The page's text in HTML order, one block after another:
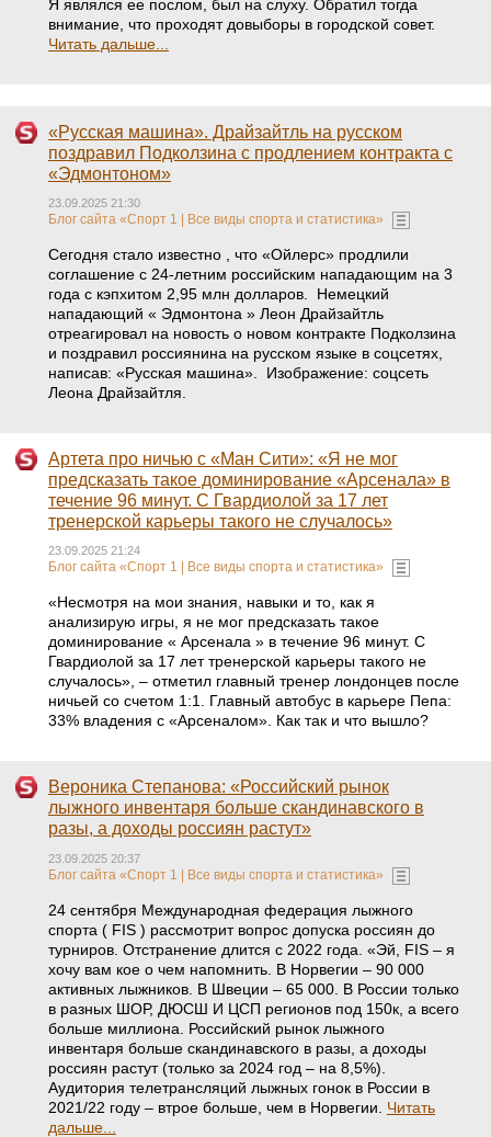
Я являлся ее послом, был на слуху. Обратил тогда
внимание, что проходят довыборы в городской совет.
Читать дальше...
«Русская машина». Драйзайтль на русском
поздравил Подколзина с продлением контракта с
«Эдмонтоном»
23.09.2025 21:30
Блог сайта «Спорт 1 | Все виды спорта и статистика»
Сегодня стало известно , что «Ойлерс» продлили
соглашение с 24-летним российским нападающим на 3
года с кэпхитом 2,95 млн долларов. Немецкий
нападающий « Эдмонтона » Леон Драйзайтль
отреагировал на новость о новом контракте Подколзина
и поздравил россиянина на русском языке в соцсетях,
написав: «Русская машина». Изображение: соцсеть
Леона Драйзайтля.
Артета про ничью с «Ман Сити»: «Я не мог
предсказать такое доминирование «Арсенала» в
течение 96 минут. С Гвардиолой за 17 лет
тренерской карьеры такого не случалось»
23.09.2025 21:24
Блог сайта «Спорт 1 | Все виды спорта и статистика»
«Несмотря на мои знания, навыки и то, как я
анализирую игры, я не мог предсказать такое
доминирование « Арсенала » в течение 96 минут. С
Гвардиолой за 17 лет тренерской карьеры такого не
случалось», – отметил главный тренер лондонцев после
ничьей со счетом 1:1. Главный автобус в карьере Пепа:
33% владения c «Арсеналом». Как так и что вышло?
Вероника Степанова: «Российский рынок
лыжного инвентаря больше скандинавского в
разы, а доходы россиян растут»
23.09.2025 20:37
Блог сайта «Спорт 1 | Все виды спорта и статистика»
24 сентября Международная федерация лыжного
спорта ( FIS ) рассмотрит вопрос допуска россиян до
турниров. Отстранение длится с 2022 года. «Эй, FIS – я
хочу вам кое о чем напомнить. В Норвегии – 90 000
активных лыжников. В Швеции – 65 000. В России только
в разных ШОР, ДЮСШ И ЦСП регионов под 150к, а всего
больше миллиона. Российский рынок лыжного
инвентаря больше скандинавского в разы, а доходы
россиян растут (только за 2024 год – на 8,5%).
Аудитория телетрансляций лыжных гонок в России в
2021/22 году – втрое больше, чем в Норвегии. Читать
дальше...